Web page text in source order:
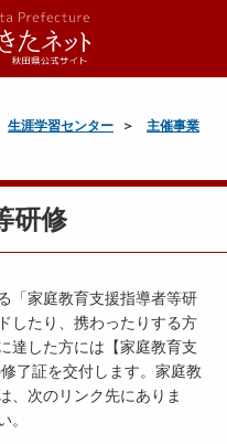
生涯学習センター
主催事業
研修
「家庭教育支援指導者等研
したり、携わったりする方
達した方には【家庭教育支
了証を交付します。家庭教
、次のリンク先にありま
。